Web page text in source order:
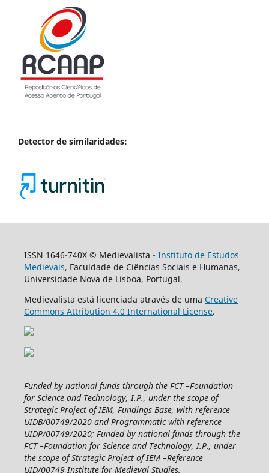
Detector de similaridades:
ISSN 1646-740X © Medievalista - Instituto de Estudos
Medievais, Faculdade de Ciências Sociais e Humanas,
Universidade Nova de Lisboa, Portugal.
Medievalista está licenciada através de uma Creative
Commons Attribution 4.0 International License.
Funded by national funds through the FCT –Foundation
for Science and Technology, I.P., under the scope of
Strategic Project of IEM, Fundings Base, with reference
UIDB/00749/2020 and Programmatic with reference
UIDP/00749/2020; Funded by national funds through the
FCT –Foundation for Science and Technology, I.P., under
the scope of Strategic Project of IEM –Reference
UID/00749 Institute for Medieval Studies.